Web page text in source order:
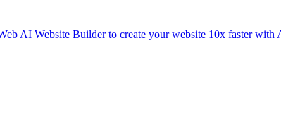
AI Website Builder to create your website 10x faster with